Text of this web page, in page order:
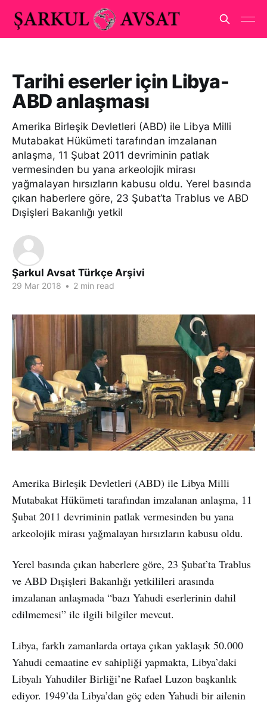
Tarihi eserler için Libya-
ABD anlaşması
Amerika Birleşik Devletleri (ABD) ile Libya Milli
Mutabakat Hükümeti tarafından imzalanan
anlaşma, 11 Şubat 2011 devriminin patlak
vermesinden bu yana arkeolojik mirası
yağmalayan hırsızların kabusu oldu. Yerel basında
çıkan haberlere göre, 23 Şubat’ta Trablus ve ABD
Dışişleri Bakanlığı yetkil
Şarkul Avsat Türkçe Arşivi
29 Mar 2018 • 2 min read
Amerika Birleşik Devletleri (ABD) ile Libya Milli
Mutabakat Hükümeti tarafından imzalanan anlaşma, 11
Şubat 2011 devriminin patlak vermesinden bu yana
arkeolojik mirası yağmalayan hırsızların kabusu oldu.
Yerel basında çıkan haberlere göre, 23 Şubat’ta Trablus
ve ABD Dışişleri Bakanlığı yetkilileri arasında
imzalanan anlaşmada “bazı Yahudi eserlerinin dahil
edilmemesi” ile ilgili bilgiler mevcut.
Libya, farklı zamanlarda ortaya çıkan yaklaşık 50.000
Yahudi cemaatine ev sahipliği yapmakta, Libya’daki
Libyalı Yahudiler Birliği’ne Rafael Luzon başkanlık
ediyor. 1949’da Libya’dan göç eden Yahudi bir ailenin